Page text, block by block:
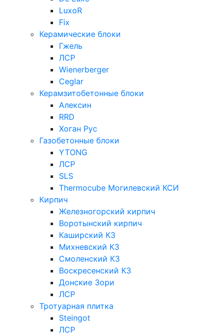
LuxoR
Fix
Керамические блоки
Гжель
ЛСР
Wienerberger
Ceglar
Керамзитобетонные блоки
Алексин
RRD
Хоган Рус
Газобетонные блоки
YTONG
ЛСР
SLS
Thermocube Могилевский КСИ
Кирпич
Железногорский кирпич
Воротынский кирпич
Каширский КЗ
Михневский КЗ
Смоленский КЗ
Воскресенский КЗ
Донские Зори
ЛСР
Тротуарная плитка
Steingot
ЛСР